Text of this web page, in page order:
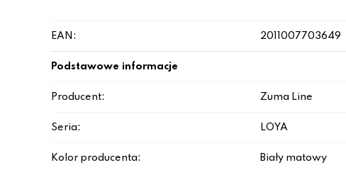
EAN: 2011007703649
Podstawowe informacje
Producent: Zuma Line
Seria: LOYA
Kolor producenta: Biały matowy